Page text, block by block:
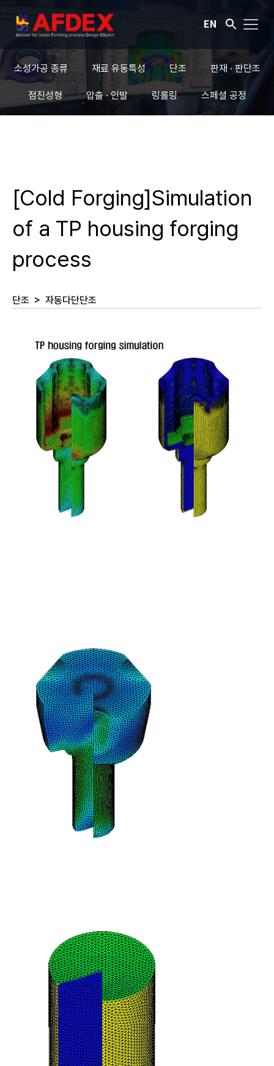
EN
소성가공 종류 재료 유동특성 단조 판재 · 판단조
점진성형 압출 · 인발 링롤링 스페셜 공정
[Cold Forging]Simulation
of a TP housing forging
process
단조 > 자동다단단조